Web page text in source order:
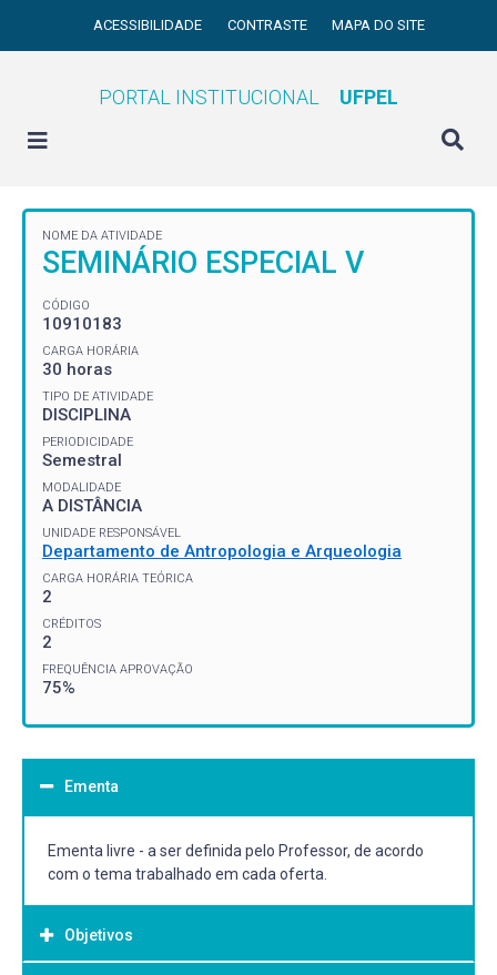
ACESSIBILIDADE CONTRASTE MAPA DO SITE
PORTAL INSTITUCIONAL UFPEL
NOME DA ATIVIDADE
SEMINÁRIO ESPECIAL V
CÓDIGO
10910183
CARGA HORÁRIA
30 horas
TIPO DE ATIVIDADE
DISCIPLINA
PERIODICIDADE
Semestral
MODALIDADE
A DISTÂNCIA
UNIDADE RESPONSÁVEL
Departamento de Antropologia e Arqueologia
CARGA HORÁRIA TEÓRICA
2
CRÉDITOS
2
FREQUÊNCIA APROVAÇÃO
75%
Ementa
Ementa livre - a ser definida pelo Professor, de acordo
com o tema trabalhado em cada oferta.
Objetivos